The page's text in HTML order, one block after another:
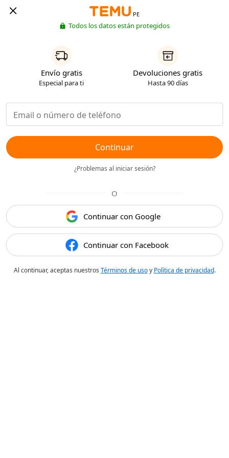
PE
Todos los datos están protegidos
Envío gratis
Especial para ti
Devoluciones gratis
Hasta 90 días
Continuar
¿Problemas al iniciar sesión?
O
Continuar con Google
Continuar con Facebook
Al continuar, aceptas nuestros Términos de usoy Política de privacidad.